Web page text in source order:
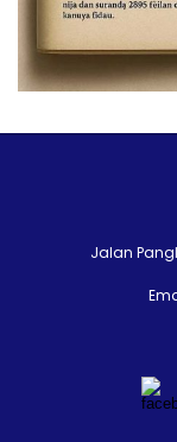
Jalan